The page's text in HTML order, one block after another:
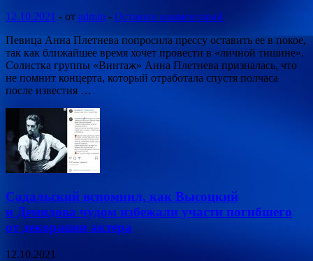
12.10.2021 - от admin - Оставьте комментарий
Певица Анна Плетнева попросила прессу оставить ее в покое,
так как ближайшее время хочет провести в «личной тишине».
Солистка группы «Винтаж» Анна Плетнева призналась, что
не помнит концерта, который отработала спустя полчаса
после известия …
Садальский вспомнил, как Высоцкий
и Демидова чудом избежали участи погибшего
от декорации актера
12.10.2021